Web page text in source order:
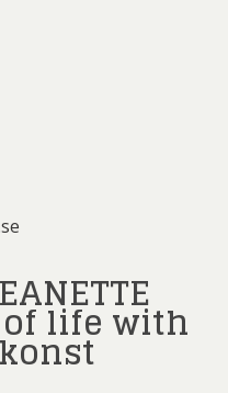
of life with